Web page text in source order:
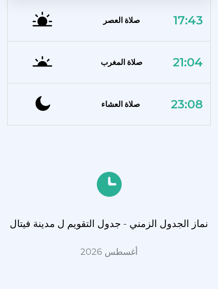
صلاة العصر 17:43
صلاة المغرب 21:04
صلاة العشاء 23:08
نماز الجدول الزمني - جدول التقويم ل مدينة فيتال
أغسطس 2026